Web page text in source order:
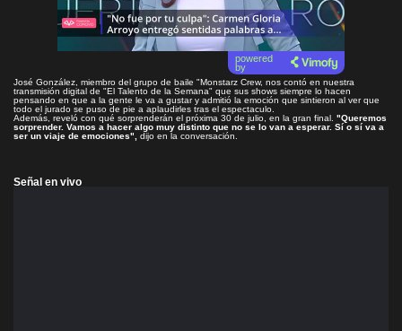
powered
by
José González, miembro del grupo de baile "Monstarz Crew, nos contó en nuestra
transmisión digital de "El Talento de la Semana" que sus shows siempre lo hacen
pensando en que a la gente le va a gustar y admitió la emoción que sintieron al ver que
todo el jurado se puso de pie a aplaudirles tras el espectaculo.
Además, reveló con qué sorprenderán el próxima 30 de julio, en la gran final. "Queremos
sorprender. Vamos a hacer algo muy distinto que no se lo van a esperar. Sí o sí va a
ser un viaje de emociones", dijo en la conversación.
Señal en vivo